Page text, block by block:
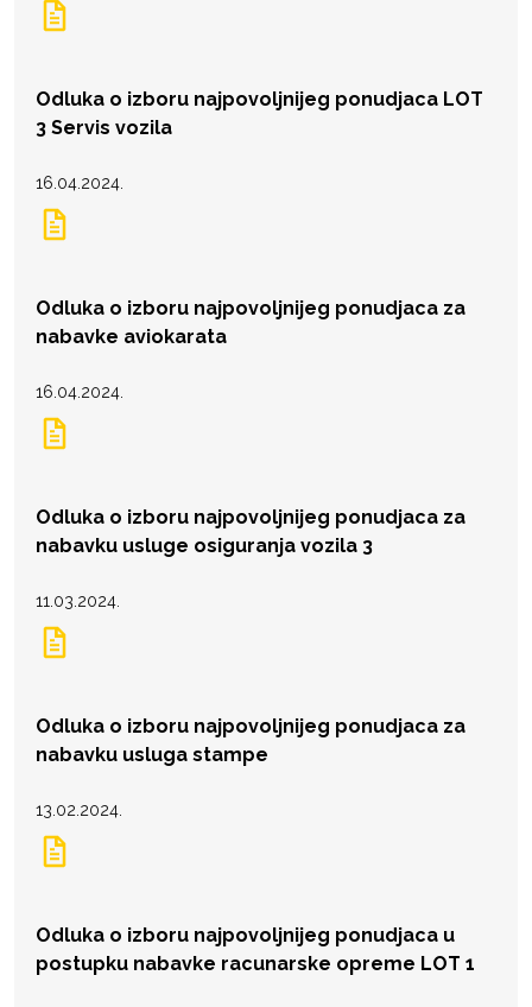
Odluka o izboru najpovoljnijeg ponudjaca LOT
3 Servis vozila
16.04.2024.
Odluka o izboru najpovoljnijeg ponudjaca za
nabavke aviokarata
16.04.2024.
Odluka o izboru najpovoljnijeg ponudjaca za
nabavku usluge osiguranja vozila 3
11.03.2024.
Odluka o izboru najpovoljnijeg ponudjaca za
nabavku usluga stampe
13.02.2024.
Odluka o izboru najpovoljnijeg ponudjaca u
postupku nabavke racunarske opreme LOT 1